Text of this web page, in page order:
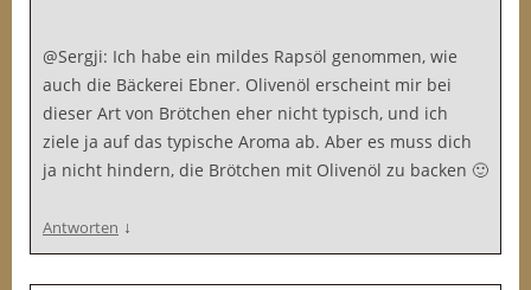
@Sergji: Ich habe ein mildes Rapsöl genommen, wie
auch die Bäckerei Ebner. Olivenöl erscheint mir bei
dieser Art von Brötchen eher nicht typisch, und ich
ziele ja auf das typische Aroma ab. Aber es muss dich
ja nicht hindern, die Brötchen mit Olivenöl zu backen 🙂
Antworten ↓